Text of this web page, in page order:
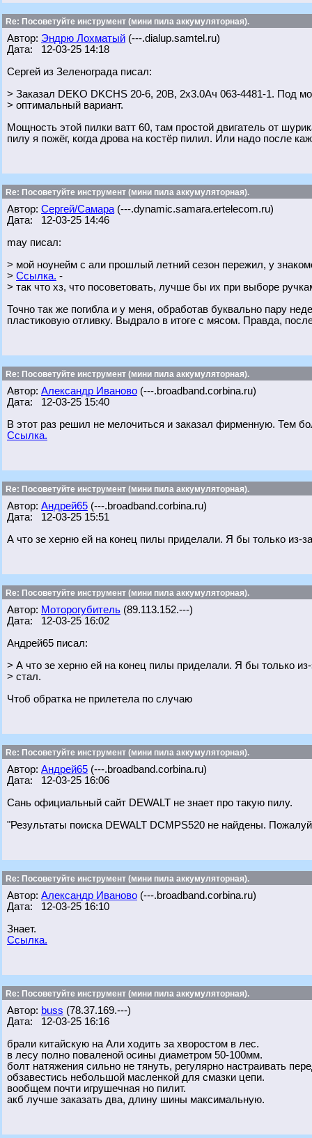
Re: Посоветуйте инструмент (мини пила аккумуляторная).
Автор: Эндрю Лохматый (---.dialup.samtel.ru)
Дата: 12-03-25 14:18
Сергей из Зеленограда писал:
> Заказал DEKO DKCHS 20-6, 20В, 2x3.0Ач 063-4481-1. Под
> оптимальный вариант.
Мощность этой пилки ватт 60, там простой двигатель от
пилу я пожёг, когда дрова на костёр пилил. Или надо после
Re: Посоветуйте инструмент (мини пила аккумуляторная).
Автор: Сергей/Самара (---.dynamic.samara.ertelecom.ru)
Дата: 12-03-25 14:46
may писал:
> мой ноунейм с али прошлый летний сезон пережил, у
> Ссылка. -
> так что хз, что посоветовать, лучше бы их при выборе
Точно так же погибла и у меня, обработав буквально пару
пластиковую отливку. Выдрало в итоге с мясом. Правда,
Re: Посоветуйте инструмент (мини пила аккумуляторная).
Автор: Александр Иваново (---.broadband.corbina.ru)
Дата: 12-03-25 15:40
В этот раз решил не мелочиться и заказал фирменную. Тем
Ссылка.
Re: Посоветуйте инструмент (мини пила аккумуляторная).
Автор: Андрей65 (---.broadband.corbina.ru)
Дата: 12-03-25 15:51
А что зе херню ей на конец пилы приделали. Я бы только из-
Re: Посоветуйте инструмент (мини пила аккумуляторная).
Автор: Моторогубитель (89.113.152.---)
Дата: 12-03-25 16:02
Андрей65 писал:
> А что зе херню ей на конец пилы приделали. Я бы только из-
> стал.
Чтоб обратка не прилетела по случаю
Re: Посоветуйте инструмент (мини пила аккумуляторная).
Автор: Андрей65 (---.broadband.corbina.ru)
Дата: 12-03-25 16:06
Сань официальный сайт DEWALT не знает про такую пилу.
"Результаты поиска DEWALT DCMPS520 не найдены.
Re: Посоветуйте инструмент (мини пила аккумуляторная).
Автор: Александр Иваново (---.broadband.corbina.ru)
Дата: 12-03-25 16:10
Знает.
Ссылка.
Re: Посоветуйте инструмент (мини пила аккумуляторная).
Автор: buss (78.37.169.---)
Дата: 12-03-25 16:16
брали китайскую на Али ходить за хворостом в лес.
в лесу полно поваленой осины диаметром 50-100мм.
болт натяжения сильно не тянуть, регулярно настраивать
обзавестись небольшой масленкой для смазки цепи.
вообщем почти игрушечная но пилит.
акб лучше заказать два, длину шины максимальную.